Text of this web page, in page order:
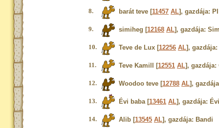
8. barát teve [11457 AL], gazdája: PI
9. simiheg [12168 AL], gazdája:
10. Teve de Lux [12256 AL], gazdája:
11. Teve Kamill [12551 AL], gazdája:
12. Woodoo teve [12788 AL],
13. Évi baba [13461 AL], gazdája: Évi
14. Alib [13545 AL], gazdája: Bandi